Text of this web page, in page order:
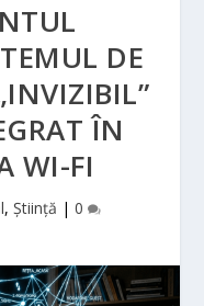
DE
ÎN
WI-FI
, Știință | 0